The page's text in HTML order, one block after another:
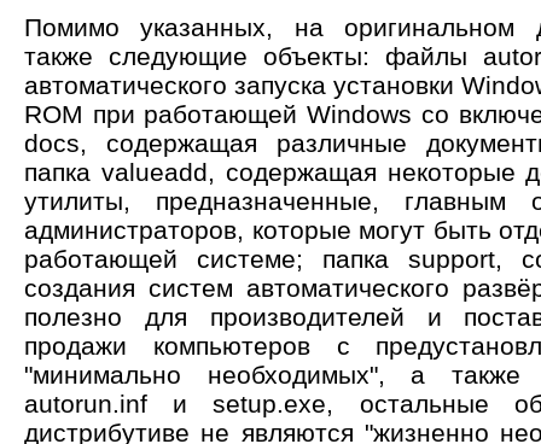
Помимо указанных, на оригинальном
также следующие объекты: файлы
автоматического запуска установки
ROM при работающей Windows со
docs, содержащая различные
папка valueadd, содержащая некоторые
утилиты, предназначенные, главным
администраторов, которые могут быть
работающей системе; папка support,
создания систем автоматического
полезно для производителей и
продажи компьютеров с
"минимально необходимых", а также
autorun.inf и setup.exe, остальные
дистрибутиве не являются "жизненно